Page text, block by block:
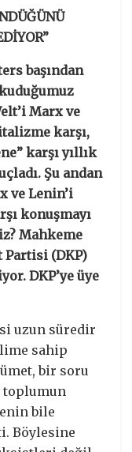
başından
Marx ve
karşı,
karşı yıllık
Şu andan
ve Lenin’i
konuşmayı
Mahkeme
Partisi (DKP)
DKP’ye üye
uzun süredir
sahip
bir soru
toplumun
bile
Böylesine